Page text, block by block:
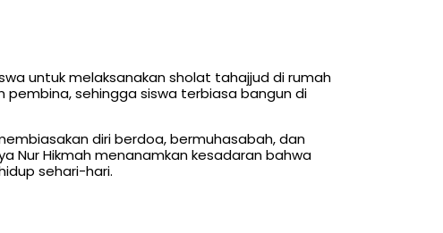
untuk melaksanakan sholat tahajjud di rumah
sehingga siswa terbiasa bangun di
diri berdoa, bermuhasabah, dan
Nur Hikmah menanamkan kesadaran bahwa
sehari-hari.